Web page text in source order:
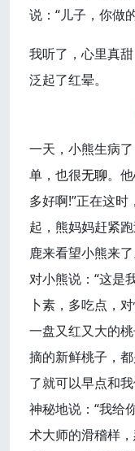
说：“儿子，你做
我听了，心里真
泛起了红晕。
一天，小熊生病
单，也很无聊。
多好啊!”正在这时
起，熊妈妈赶紧
鹿来看望小熊来
对小熊说：“这是
卜素，多吃点，
一盘又红又大的
摘的新鲜桃子，
了就可以早点和
神秘地说：“我给
术大师的滑稽样